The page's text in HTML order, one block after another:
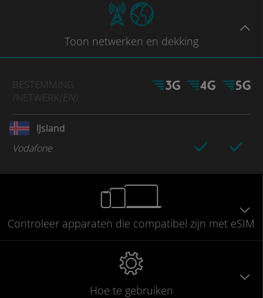
Toon netwerken en dekking
BESTEMMING
/NETWERK(EN)
IJsland
Vodafone
Controleer apparaten die compatibel zijn met eSIM
Hoe te gebruiken